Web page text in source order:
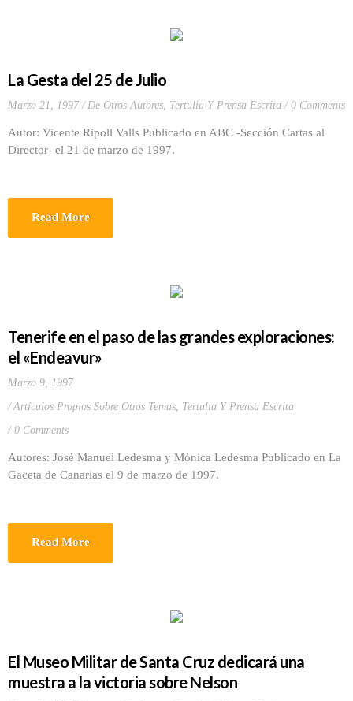
La Gesta del 25 de Julio
Marzo 21, 1997 De Otros Autores, Tertulia Y Prensa Escrita 0 Comments
Autor: Vicente Ripoll Valls Publicado en ABC -Sección Cartas al
Director- el 21 de marzo de 1997.
Read More
Tenerife en el paso de las grandes exploraciones:
el «Endeavur»
Marzo 9, 1997
Artículos Propios Sobre Otros Temas, Tertulia Y Prensa Escrita
0 Comments
Autores: José Manuel Ledesma y Mónica Ledesma Publicado en La
Gaceta de Canarias el 9 de marzo de 1997.
Read More
El Museo Militar de Santa Cruz dedicará una
muestra a la victoria sobre Nelson